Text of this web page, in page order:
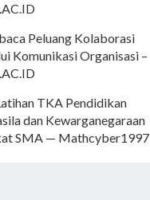
Peluang Kolaborasi
Komunikasi Organisasi –
TKA Pendidikan
dan Kewarganegaraan
SMA — Mathcyber1997